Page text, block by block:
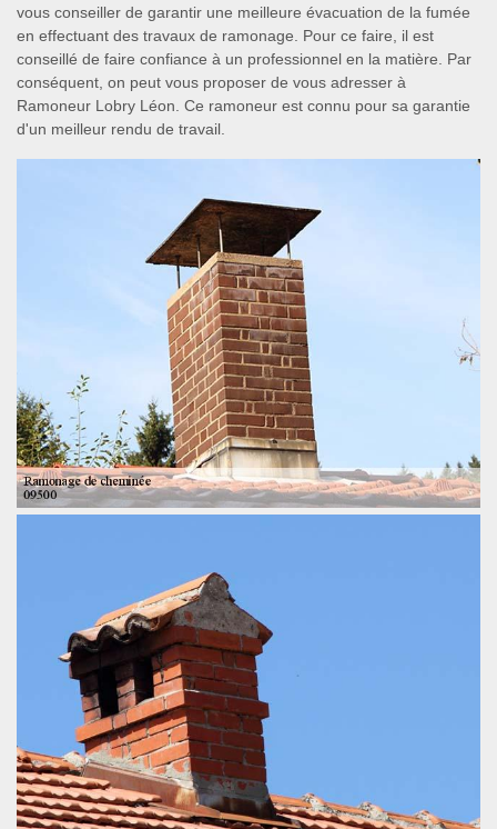
vous conseiller de garantir une meilleure évacuation de la fumée
en effectuant des travaux de ramonage. Pour ce faire, il est
conseillé de faire confiance à un professionnel en la matière. Par
conséquent, on peut vous proposer de vous adresser à
Ramoneur Lobry Léon. Ce ramoneur est connu pour sa garantie
d'un meilleur rendu de travail.